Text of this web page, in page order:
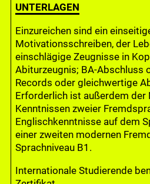
UNTERLAGEN
Einzureichen sind ein
Motivationsschreiben, der
einschlägige Zeugnisse in
Abiturzeugnis; BA-Abschluss
Records oder gleichwertige
Erforderlich ist außerdem der
Kenntnissen zweier
Englischkenntnisse auf dem
einer zweiten modernen
Sprachniveau B1.
Internationale Studierende